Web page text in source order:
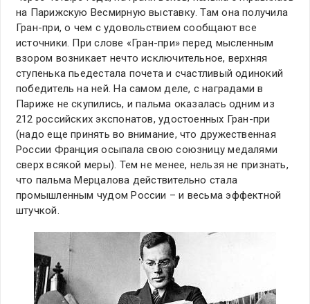
на Парижскую Весмирную выставку. Там она получила
Гран-при, о чем с удовольствием сообщают все
источники. При слове «Гран-при» перед мысленным
взором возникает нечто исключительное, верхняя
ступенька пьедестала почета и счастливый одинокий
победитель на ней. На самом деле, с наградами в
Париже не скупились, и пальма оказалась одним из
212 российских экспонатов, удостоенных Гран-при
(надо еще принять во внимание, что дружественная
России Франция осыпала свою союзницу медалями
сверх всякой меры). Тем не менее, нельзя не признать,
что пальма Мерцалова действительно стала
промышленным чудом России – и весьма эффектной
штучкой.